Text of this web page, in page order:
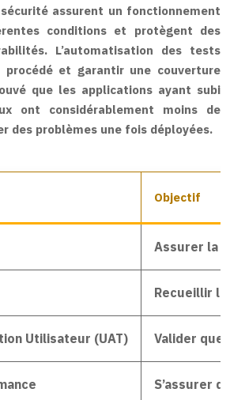
assurent un fonctionnement
conditions et protègent des
L’automatisation des tests
et garantir une couverture
que les applications ayant subi
ont considérablement moins de
des problèmes une fois déployées.
Objectif
Assurer la
Recueillir
Utilisateur (UAT) Valider que
S’assurer